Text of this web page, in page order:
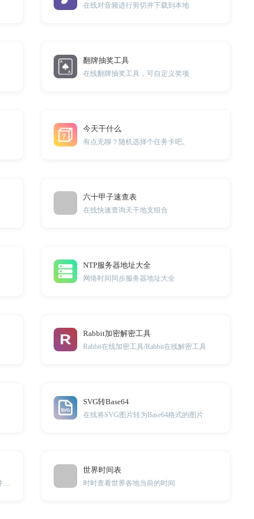
在线对音频进行剪切并下载到本地
翻牌抽奖工具
在线翻牌抽奖工具，可自定义奖项
今天干什么
有点无聊？随机选择个任务卡吧。
六十甲子速查表
在线快速查询天干地支组合
NTP服务器地址大全
网络时间同步服务器地址大全
Rabbit加密解密工具
Rabbit在线加密工具/Rabbit在线解密工具
SVG转Base64
在线将SVG图片转为Base64格式的图片
世界时间表
时时查看世界各地当前的时间